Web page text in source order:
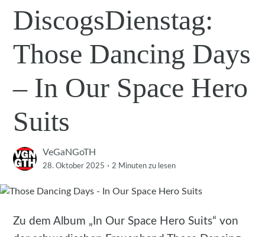
DiscogsDienstag:
Those Dancing Days
– In Our Space Hero
Suits
VeGaNGoTH
28. Oktober 2025 · 2 Minuten zu lesen
Zu dem Album „In Our Space Hero Suits“ von